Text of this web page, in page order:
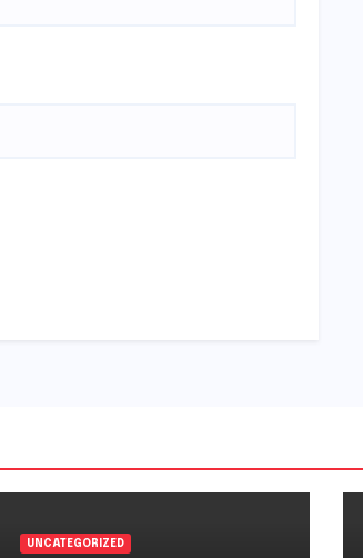
UNCATEGORIZED